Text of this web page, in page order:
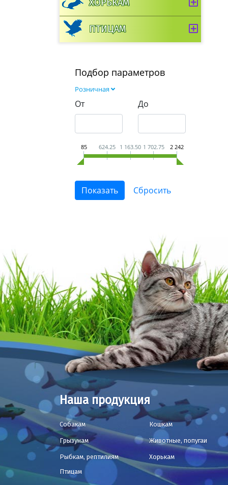
ХОРЬКАМ
ПТИЦАМ
Подбор параметров
Розничная
От До
85 624.25 1 163.50 1 702.75 2 242
Наша продукция
Собакам Кошкам
Грызунам Животные, попугаи
Рыбкам, рептилиям
Хорькам
Птицам